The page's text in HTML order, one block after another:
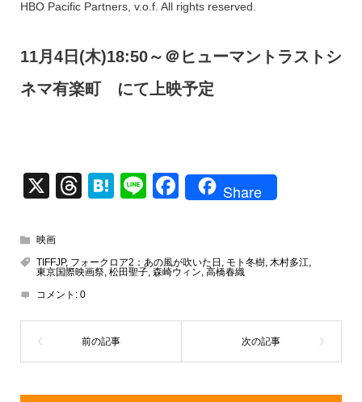
HBO Pacific Partners, v.o.f. All rights reserved.
11月4日(木)18:50～＠ヒューマントラストシ
ネマ有楽町 にて上映予定
X
T
a
d
s
H
n
Li
F
e
o
k
Share
映画
TIFFJP, フォークロア2：あの風が吹いた日 モト冬樹, 木村多江
東京国際映画祭, 松田聖子, 森崎ウィン 高橋春織
コメント: 0